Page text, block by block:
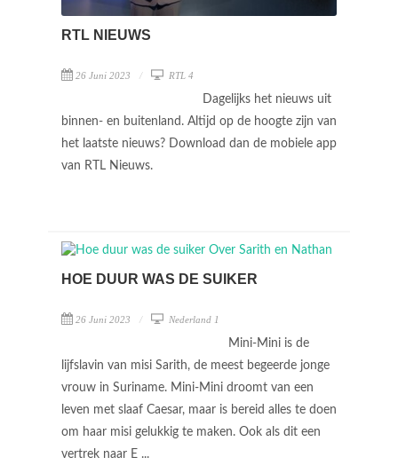
RTL NIEUWS
26 Juni 2023 RTL 4
Dagelijks het nieuws uit
binnen- en buitenland. Altijd op de hoogte zijn van
het laatste nieuws? Download dan de mobiele app
van RTL Nieuws.
HOE DUUR WAS DE SUIKER
26 Juni 2023 Nederland 1
Mini-Mini is de
lijfslavin van misi Sarith, de meest begeerde jonge
vrouw in Suriname. Mini-Mini droomt van een
leven met slaaf Caesar, maar is bereid alles te doen
om haar misi gelukkig te maken. Ook als dit een
vertrek naar E ...